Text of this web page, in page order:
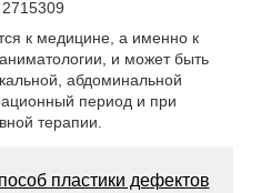
к медицине, а именно к
и может быть
абдоминальной
период и при
терапии.
пластики дефектов